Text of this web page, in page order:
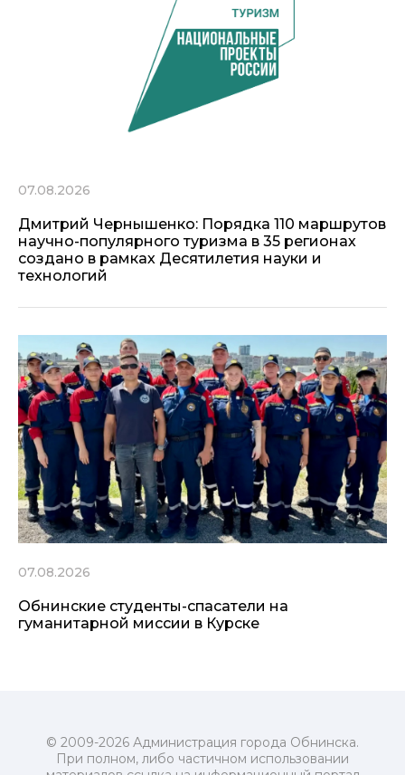
07.08.2026
Дмитрий Чернышенко: Порядка 110 маршрутов
научно-популярного туризма в 35 регионах
создано в рамках Десятилетия науки и
технологий
07.08.2026
Обнинские студенты-спасатели на
гуманитарной миссии в Курске
© 2009-2026 Администрация города Обнинска.
При полном, либо частичном использовании